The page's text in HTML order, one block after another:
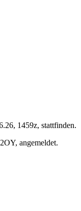
1459z, stattfinden.
angemeldet.